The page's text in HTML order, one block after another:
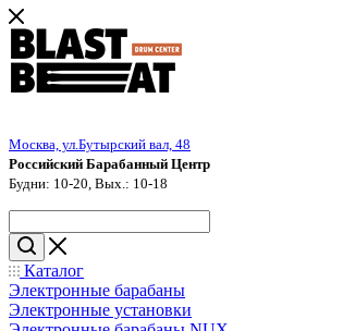
Москва, ул.Бутырский вал, 48
Российский Барабанный Центр
Будни: 10-20, Вых.: 10-18
Каталог
Электронные барабаны
Электронные установки